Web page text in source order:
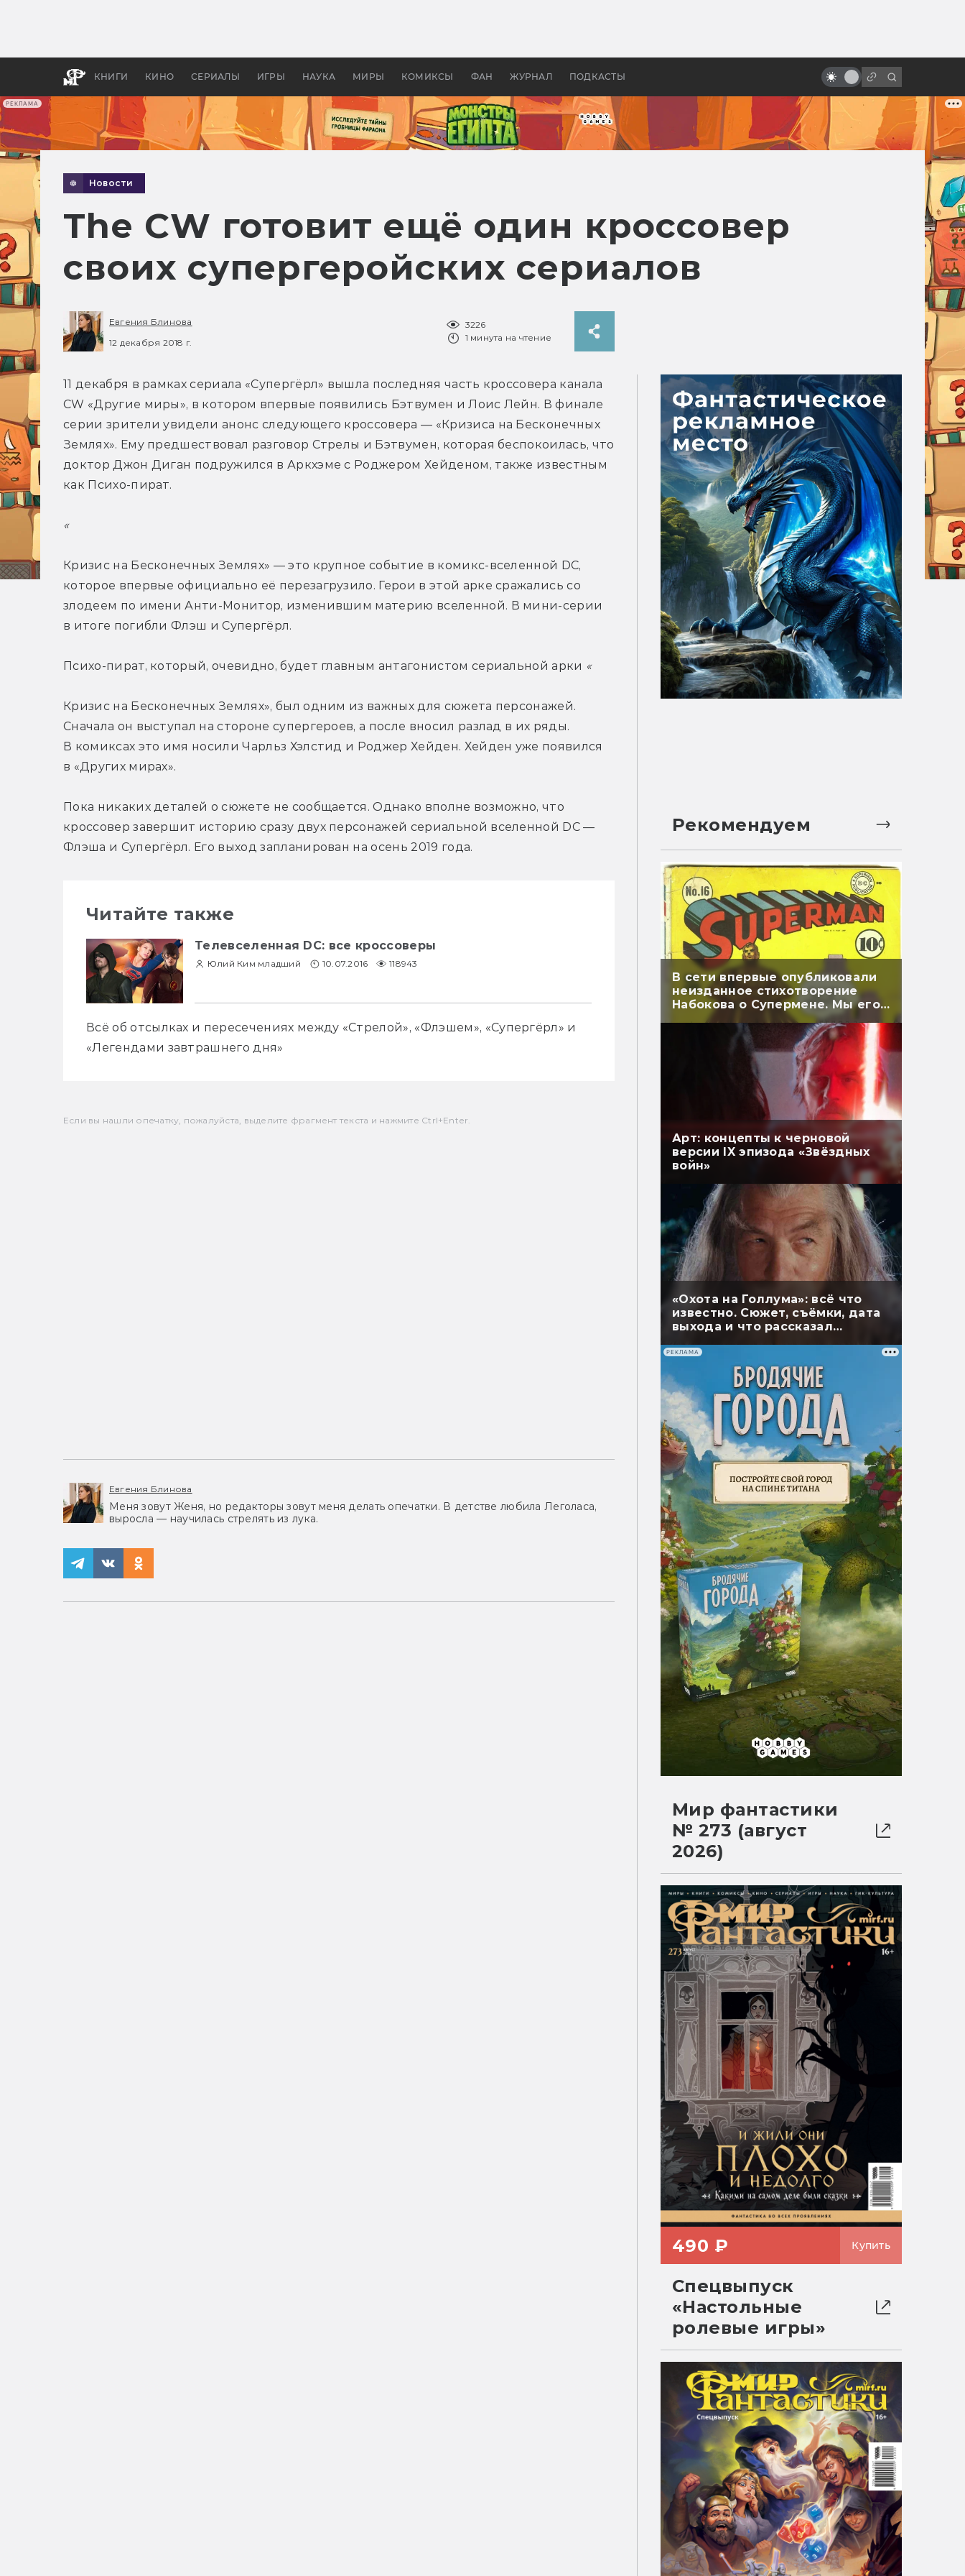
РЕКЛАМА
КНИГИ КИНО СЕРИАЛЫ ИГРЫ НАУКА МИРЫ КОМИКСЫ ФАН ЖУРНАЛ ПОДКАСТЫ
апокалипсис, в России —
бы «Властелина колец»
кино
Новости
The CW готовит ещё один кроссовер
своих супергеройских сериалов
Евгения Блинова
12 декабря 2018 г.
3226
1 минута на чтение
11 декабря в рамках сериала «Супергёрл» вышла последняя часть кроссовера канала
CW «Другие миры», в котором впервые появились Бэтвумен и Лоис Лейн. В финале
серии зрители увидели анонс следующего кроссовера — «Кризиса на Бесконечных
Землях». Ему предшествовал разговор Стрелы и Бэтвумен, которая беспокоилась, что
доктор Джон Диган подружился в Аркхэме с Роджером Хейденом, также известным
как Психо-пират.
«
Кризис на Бесконечных Землях» — это крупное событие в комикс-вселенной DC,
которое впервые официально её перезагрузило. Герои в этой арке сражались со
злодеем по имени Анти-Монитор, изменившим материю вселенной. В мини-серии
в итоге погибли Флэш и Супергёрл.
Психо-пират, который, очевидно, будет главным антагонистом сериальной арки «
Кризис на Бесконечных Землях», был одним из важных для сюжета персонажей.
Сначала он выступал на стороне супергероев, а после вносил разлад в их ряды.
В комиксах это имя носили Чарльз Хэлстид и Роджер Хейден. Хейден уже появился
в «Других мирах».
Пока никаких деталей о сюжете не сообщается. Однако вполне возможно, что
кроссовер завершит историю сразу двух персонажей сериальной вселенной DC —
Флэша и Супергёрл. Его выход запланирован на осень 2019 года.
Читайте также
Телевселенная DC: все кроссоверы
Юлий Ким младший 10.07.2016 118943
Всё об отсылках и пересечениях между «Стрелой», «Флэшем», «Супергёрл» и
«Легендами завтрашнего дня»
Если вы нашли опечатку, пожалуйста, выделите фрагмент текста и нажмите Ctrl+Enter.
Евгения Блинова
Меня зовут Женя, но редакторы зовут меня делать опечатки. В детстве любила Леголаса,
выросла — научилась стрелять из лука.
Рекомендуем
В сети впервые опубликовали
неизданное стихотворение
Набокова о Супермене. Мы его
перевели
Арт: концепты к черновой
версии IX эпизода «Звёздных
войн»
«Охота на Голлума»: всё что
известно. Сюжет, съёмки, дата
выхода и что рассказал
РЕКЛАМА
Мир фантастики
№ 273 (август
2026)
490 ₽ Купить
Спецвыпуск
«Настольные
ролевые игры»